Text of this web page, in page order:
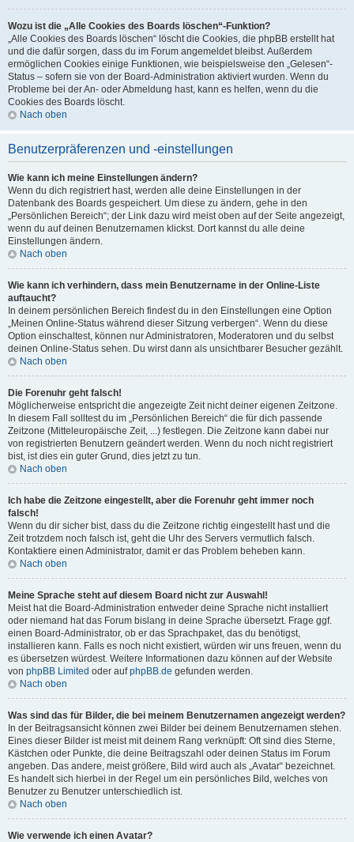
Wozu ist die „Alle Cookies des Boards löschen“-Funktion?
„Alle Cookies des Boards löschen“ löscht die Cookies, die phpBB erstellt hat
und die dafür sorgen, dass du im Forum angemeldet bleibst. Außerdem
ermöglichen Cookies einige Funktionen, wie beispielsweise den „Gelesen“-
Status – sofern sie von der Board-Administration aktiviert wurden. Wenn du
Probleme bei der An- oder Abmeldung hast, kann es helfen, wenn du die
Cookies des Boards löscht.
Nach oben
Benutzerpräferenzen und -einstellungen
Wie kann ich meine Einstellungen ändern?
Wenn du dich registriert hast, werden alle deine Einstellungen in der
Datenbank des Boards gespeichert. Um diese zu ändern, gehe in den
„Persönlichen Bereich“; der Link dazu wird meist oben auf der Seite angezeigt,
wenn du auf deinen Benutzernamen klickst. Dort kannst du alle deine
Einstellungen ändern.
Nach oben
Wie kann ich verhindern, dass mein Benutzername in der Online-Liste
auftaucht?
In deinem persönlichen Bereich findest du in den Einstellungen eine Option
„Meinen Online-Status während dieser Sitzung verbergen“. Wenn du diese
Option einschaltest, können nur Administratoren, Moderatoren und du selbst
deinen Online-Status sehen. Du wirst dann als unsichtbarer Besucher gezählt.
Nach oben
Die Forenuhr geht falsch!
Möglicherweise entspricht die angezeigte Zeit nicht deiner eigenen Zeitzone.
In diesem Fall solltest du im „Persönlichen Bereich“ die für dich passende
Zeitzone (Mitteleuropäische Zeit, ...) festlegen. Die Zeitzone kann dabei nur
von registrierten Benutzern geändert werden. Wenn du noch nicht registriert
bist, ist dies ein guter Grund, dies jetzt zu tun.
Nach oben
Ich habe die Zeitzone eingestellt, aber die Forenuhr geht immer noch
falsch!
Wenn du dir sicher bist, dass du die Zeitzone richtig eingestellt hast und die
Zeit trotzdem noch falsch ist, geht die Uhr des Servers vermutlich falsch.
Kontaktiere einen Administrator, damit er das Problem beheben kann.
Nach oben
Meine Sprache steht auf diesem Board nicht zur Auswahl!
Meist hat die Board-Administration entweder deine Sprache nicht installiert
oder niemand hat das Forum bislang in deine Sprache übersetzt. Frage ggf.
einen Board-Administrator, ob er das Sprachpaket, das du benötigst,
installieren kann. Falls es noch nicht existiert, würden wir uns freuen, wenn du
es übersetzen würdest. Weitere Informationen dazu können auf der Website
von phpBB Limited oder aufphpBB.de gefunden werden.
Nach oben
Was sind das für Bilder, die bei meinem Benutzernamen angezeigt werden?
In der Beitragsansicht können zwei Bilder bei deinem Benutzernamen stehen.
Eines dieser Bilder ist meist mit deinem Rang verknüpft: Oft sind dies Sterne,
Kästchen oder Punkte, die deine Beitragszahl oder deinen Status im Forum
angeben. Das andere, meist größere, Bild wird auch als „Avatar“ bezeichnet.
Es handelt sich hierbei in der Regel um ein persönliches Bild, welches von
Benutzer zu Benutzer unterschiedlich ist.
Nach oben
Wie verwende ich einen Avatar?